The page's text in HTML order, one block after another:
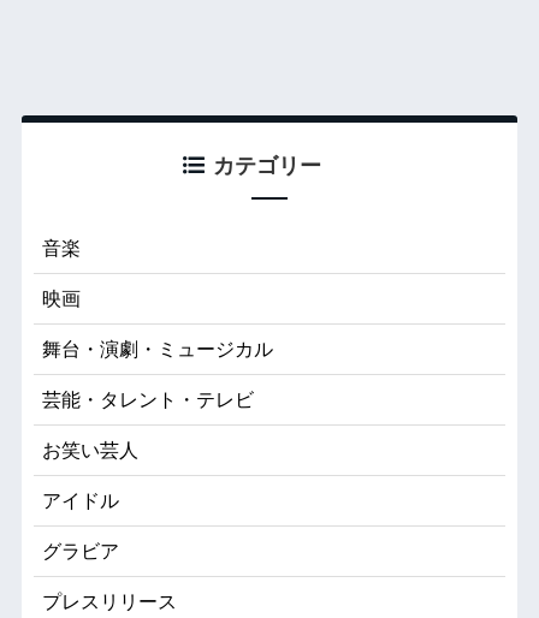
カテゴリー
音楽
映画
舞台・演劇・ミュージカル
芸能・タレント・テレビ
お笑い芸人
アイドル
グラビア
プレスリリース